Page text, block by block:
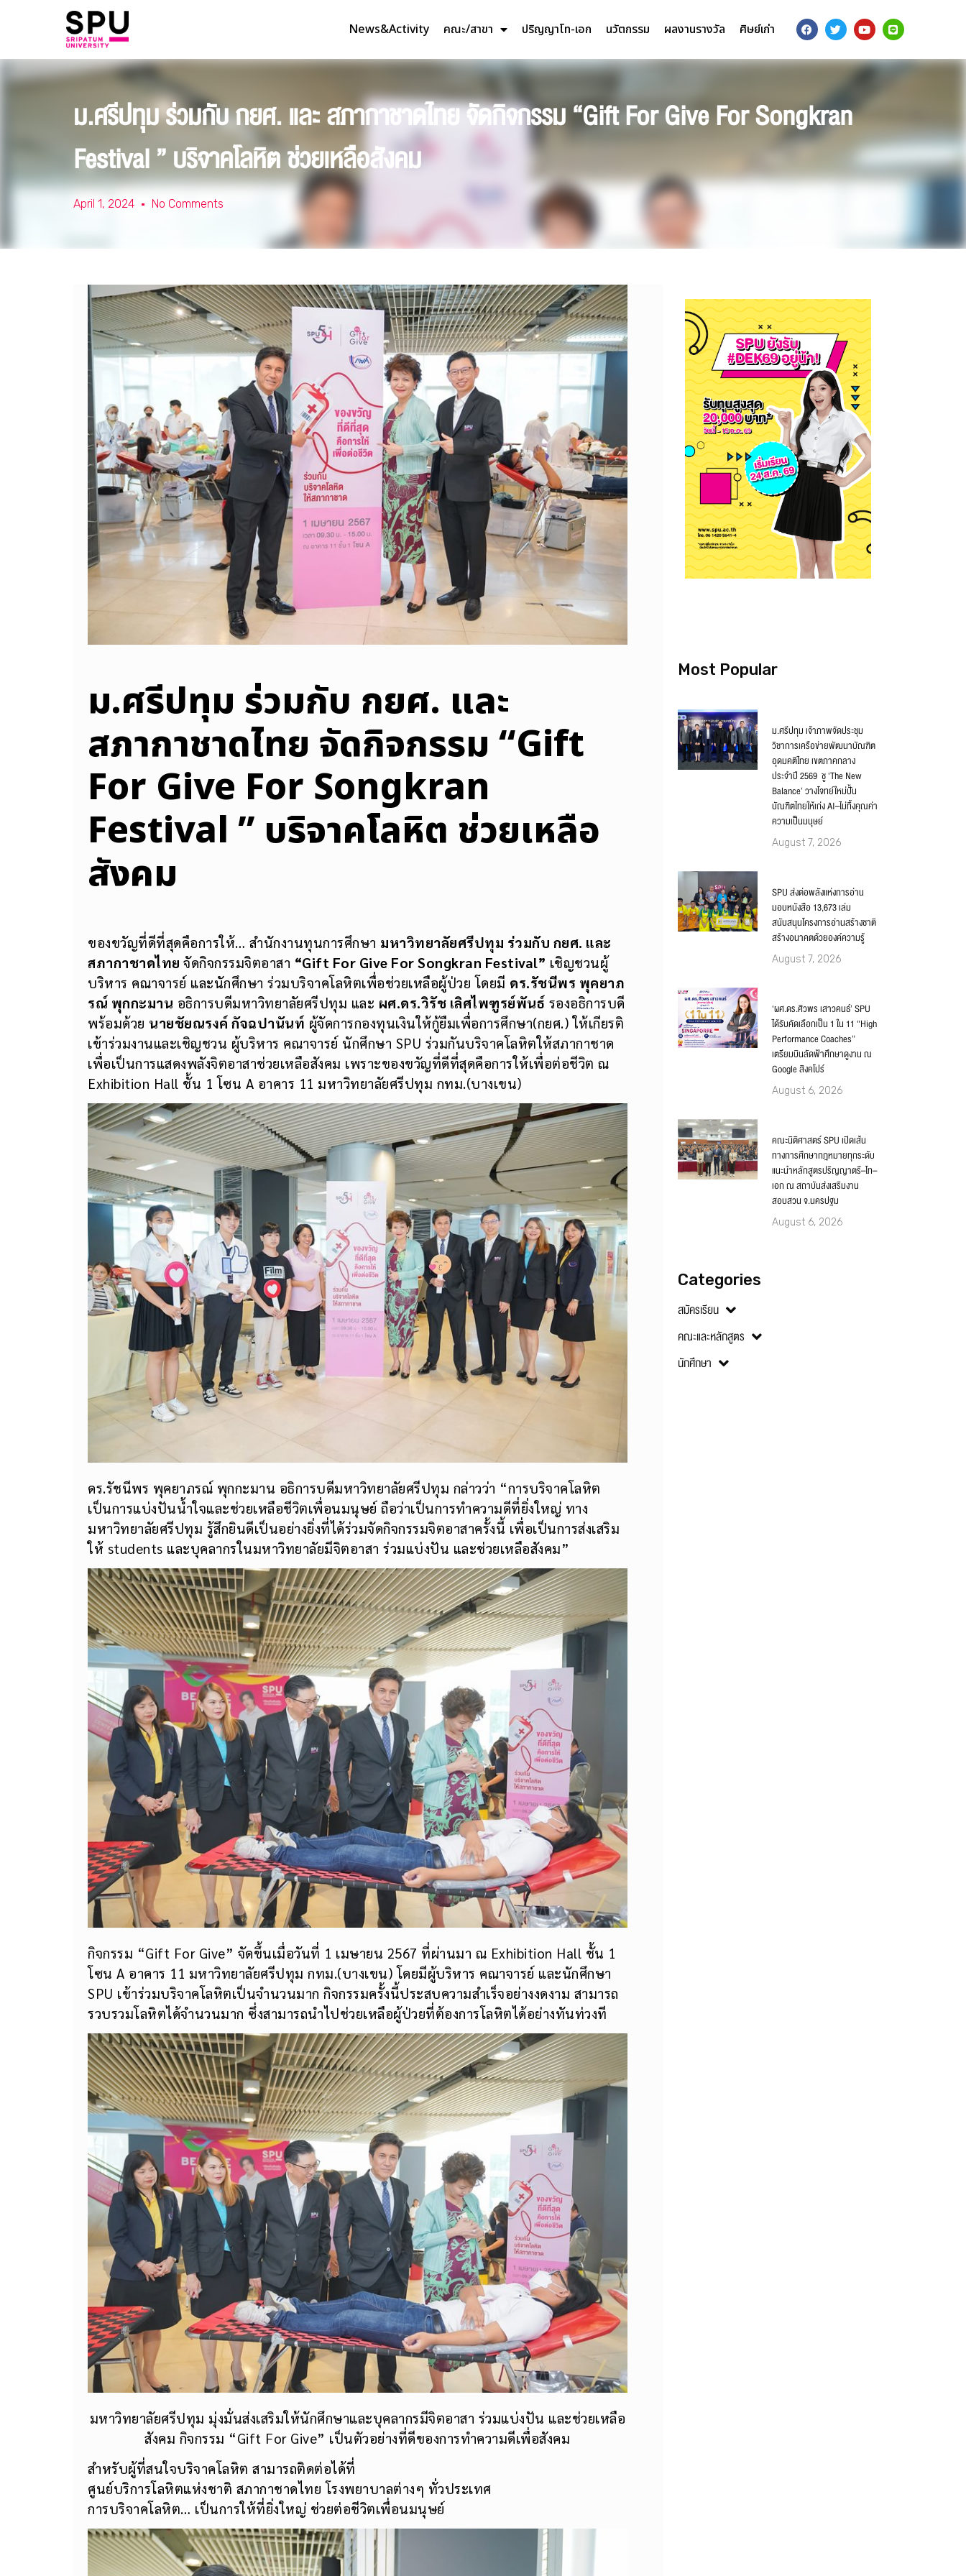
News&Activity คณะ/สาขา ปริญญาโท-เอก นวัตกรรม ผลงานรางวัล ศิษย์เก่า
ม.ศรีปทุม ร่วมกับ กยศ. และ สภากาชาดไทย จัดกิจกรรม “Gift For Give For Songkran
Festival ” บริจาคโลหิต ช่วยเหลือสังคม
April 1, 2024 No Comments
ม.ศรีปทุม ร่วมกับ กยศ. และ
สภากาชาดไทย จัดกิจกรรม “Gift
For Give For Songkran
Festival ” บริจาคโลหิต ช่วยเหลือ
สังคม
ของขวัญที่ดีที่สุดคือการให้… สำนักงานทุนการศึกษา มหาวิทยาลัยศรีปทุม ร่วมกับ กยศ. และ
สภากาชาดไทย จัดกิจกรรมจิตอาสา “Gift For Give For Songkran Festival” เชิญชวนผู้
บริหาร คณาจารย์ และนักศึกษา ร่วมบริจาคโลหิตเพื่อช่วยเหลือผู้ป่วย โดยมี ดร.รัชนีพร พุคยาภ
รณ์ พุกกะมาน อธิการบดีมหาวิทยาลัยศรีปทุม และ ผศ.ดร.วิรัช เลิศไพฑูรย์พันธ์ รองอธิการบดี
พร้อมด้วย นายชัยณรงค์ กัจฉปานันท์ ผู้จัดการกองทุนเงินให้กู้ยืมเพื่อการศึกษา(กยศ.) ให้เกียรติ
เข้าร่วมงานและเชิญชวน ผู้บริหาร คณาจารย์ นักศึกษา SPU ร่วมกันบริจาคโลหิตให้สภากาชาด
เพื่อเป็นการแสดงพลังจิตอาสาช่วยเหลือสังคม เพราะของขวัญที่ดีที่สุดคือการให้เพื่อต่อชีวิต ณ
Exhibition Hall ชั้น 1 โซน A อาคาร 11 มหาวิทยาลัยศรีปทุม กทม.(บางเขน)
ดร.รัชนีพร พุคยาภรณ์ พุกกะมาน อธิการบดีมหาวิทยาลัยศรีปทุม กล่าวว่า “การบริจาคโลหิต
เป็นการแบ่งปันน้ำใจและช่วยเหลือชีวิตเพื่อนมนุษย์ ถือว่าเป็นการทำความดีที่ยิ่งใหญ่ ทาง
มหาวิทยาลัยศรีปทุม รู้สึกยินดีเป็นอย่างยิ่งที่ได้ร่วมจัดกิจกรรมจิตอาสาครั้งนี้ เพื่อเป็นการส่งเสริม
ให้ students และบุคลากรในมหาวิทยาลัยมีจิตอาสา ร่วมแบ่งปัน และช่วยเหลือสังคม”
กิจกรรม “Gift For Give” จัดขึ้นเมื่อวันที่ 1 เมษายน 2567 ที่ผ่านมา ณ Exhibition Hall ชั้น 1
โซน A อาคาร 11 มหาวิทยาลัยศรีปทุม กทม.(บางเขน) โดยมีผู้บริหาร คณาจารย์ และนักศึกษา
SPU เข้าร่วมบริจาคโลหิตเป็นจำนวนมาก กิจกรรมครั้งนี้ประสบความสำเร็จอย่างงดงาม สามารถ
รวบรวมโลหิตได้จำนวนมาก ซึ่งสามารถนำไปช่วยเหลือผู้ป่วยที่ต้องการโลหิตได้อย่างทันท่วงที
มหาวิทยาลัยศรีปทุม มุ่งมั่นส่งเสริมให้นักศึกษาและบุคลากรมีจิตอาสา ร่วมแบ่งปัน และช่วยเหลือ
สังคม กิจกรรม “Gift For Give” เป็นตัวอย่างที่ดีของการทำความดีเพื่อสังคม
สำหรับผู้ที่สนใจบริจาคโลหิต สามารถติดต่อได้ที่
ศูนย์บริการโลหิตแห่งชาติ สภากาชาดไทย โรงพยาบาลต่างๆ ทั่วประเทศ
การบริจาคโลหิต… เป็นการให้ที่ยิ่งใหญ่ ช่วยต่อชีวิตเพื่อนมนุษย์
Most Popular
ม.ศรีปทุม เจ้าภาพจัดประชุม
วิชาการเครือข่ายพัฒนาบัณฑิต
อุดมคติไทย เขตภาคกลาง
ประจำปี 2569 ชู ‘The New
Balance’ วางโจทย์ใหม่ปั้น
บัณฑิตไทยให้เก่ง AI–ไม่ทิ้งคุณค่า
ความเป็นมนุษย์
August 7, 2026
SPU ส่งต่อพลังแห่งการอ่าน
มอบหนังสือ 13,673 เล่ม
สนับสนุนโครงการอ่านสร้างชาติ
สร้างอนาคตด้วยองค์ความรู้
August 7, 2026
‘ผศ.ดร.ศิวพร เสาวคนธ์’ SPU
ได้รับคัดเลือกเป็น 1 ใน 11 “High
Performance Coaches”
เตรียมบินลัดฟ้าศึกษาดูงาน ณ
Google สิงคโปร์
August 6, 2026
คณะนิติศาสตร์ SPU เปิดเส้น
ทางการศึกษากฎหมายทุกระดับ
แนะนำหลักสูตรปริญญาตรี–โท–
เอก ณ สถาบันส่งเสริมงาน
สอบสวน จ.นครปฐม
August 6, 2026
Categories
สมัครเรียน
คณะและหลักสูตร
นักศึกษา